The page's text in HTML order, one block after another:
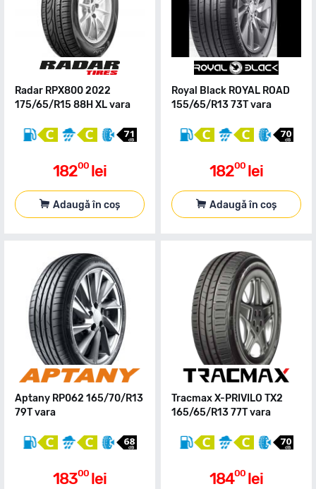
Radar RPX800 2022
175/65/R15 88H XL vara
18200 lei
Adaugă în coș
Royal Black ROYAL ROAD
155/65/R13 73T vara
18200 lei
Adaugă în coș
Aptany RP062 165/70/R13
79T vara
18300 lei
Tracmax X-PRIVILO TX2
165/65/R13 77T vara
18400 lei